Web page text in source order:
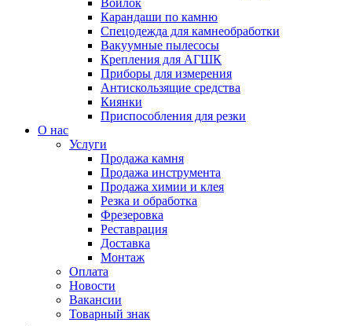
Войлок
Карандаши по камню
Спецодежда для камнеобработки
Вакуумные пылесосы
Крепления для АГШК
Приборы для измерения
Антискользящие средства
Киянки
Приспособления для резки
О нас
Услуги
Продажа камня
Продажа инструмента
Продажа химии и клея
Резка и обработка
Фрезеровка
Реставрация
Доставка
Монтаж
Оплата
Новости
Вакансии
Товарный знак